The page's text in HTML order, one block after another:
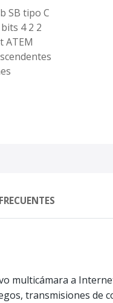
SB tipo C
42 2
ATEM
multicámara a
transmisiones de